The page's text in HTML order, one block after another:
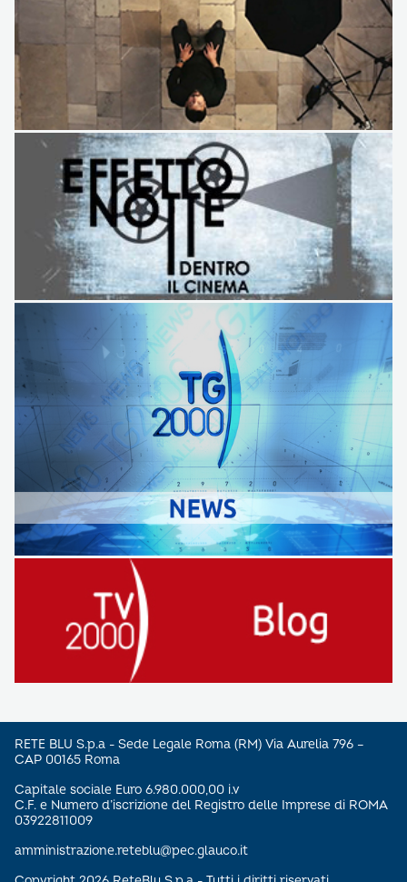
RETE BLU S.p.a - Sede Legale Roma (RM) Via Aurelia 796 –
CAP 00165 Roma
Capitale sociale Euro 6.980.000,00 i.v
C.F. e Numero d’iscrizione del Registro delle Imprese di ROMA
03922811009
amministrazione.reteblu@pec.glauco.it